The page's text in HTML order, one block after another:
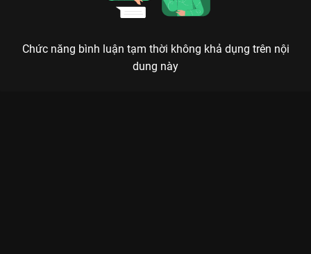
Chức năng bình luận tạm thời không khả dụng trên nội
dung này